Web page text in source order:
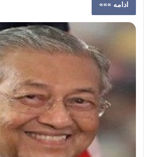
ادامه »»»